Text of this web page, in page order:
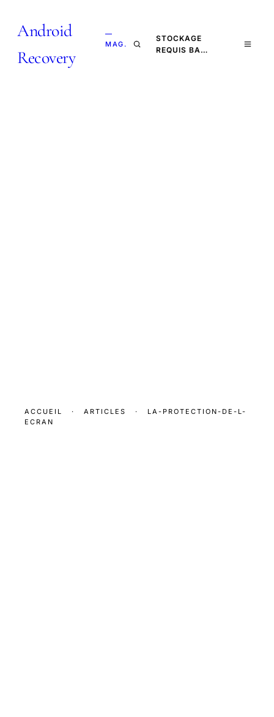
Android
Recovery
—
MAG.
STOCKAGE
REQUIS BA…
ACCUEIL · ARTICLES ·
LA-PROTECTION-DE-L-
ECRAN